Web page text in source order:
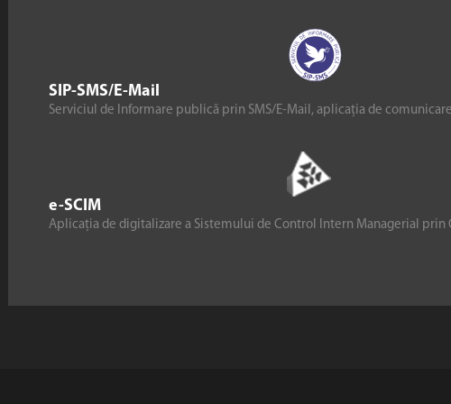
SIP-SMS/E-Mail
Serviciul de Informare publică prin SMS/E-Mail, aplicația de
e-SCIM
Aplicația de digitalizare a Sistemului de Control Intern Managerial prin